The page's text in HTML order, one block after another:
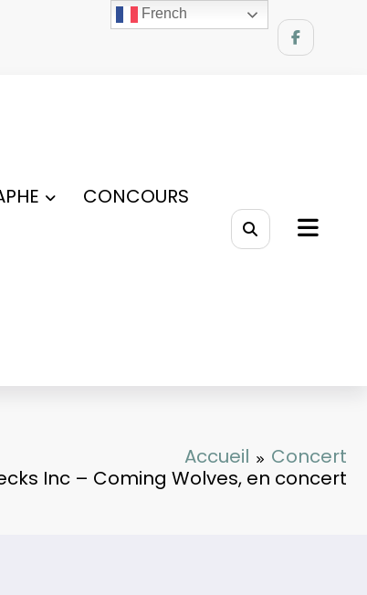
CONCOURS
Accueil
Concert
Inc – Coming Wolves, en concert
French